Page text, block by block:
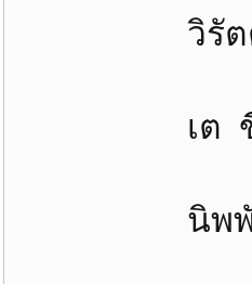
วิรัตตะจิต
เต ขีณะ
นิพพันติ ธี